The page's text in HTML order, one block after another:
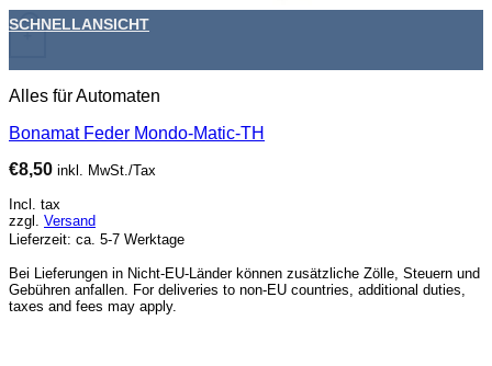
+
SCHNELLANSICHT
Alles für Automaten
Bonamat Feder Mondo-Matic-TH
€8,50 inkl. MwSt./Tax
Incl. tax
zzgl. Versand
Lieferzeit: ca. 5-7 Werktage
Bei Lieferungen in Nicht-EU-Länder können zusätzliche Zölle, Steuern und
Gebühren anfallen. For deliveries to non-EU countries, additional duties,
taxes and fees may apply.